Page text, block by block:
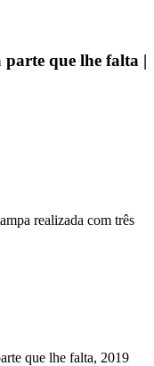
parte que lhe falta |
realizada com três
que lhe falta, 2019